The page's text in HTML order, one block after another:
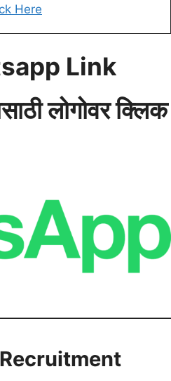
Here
Link
लोगोवर क्लिक
Recruitment